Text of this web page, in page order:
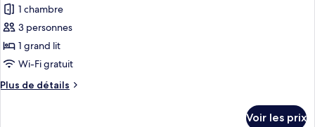
Simple
photos
pour
ce
type
chambre :
1 chambre
3 personnes
1 grand lit
Wi-Fi gratuit
Plus de détails
Plus
Voir les prix